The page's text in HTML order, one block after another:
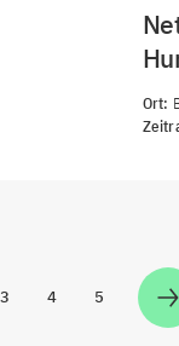
Ort:
Zur Seite
3 Zur Seite
4 Zur Seite
5